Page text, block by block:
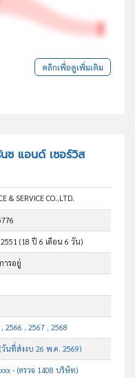
คลิกเพื่อดูเพิ่มเติม
ซ แอนด์ เซอร์วิส
& SERVICE CO.,LTD.
(18 ปี 6 เดือน 6 วัน)
ารอยู่
2566 , 2567 , 2568
นที่ส่งงบ 26 พ.ค. 2569)
- (ตรวจ 1408 บริษัท)